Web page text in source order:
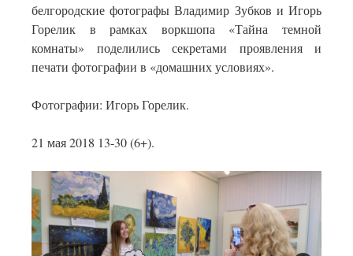
белгородские фотографы Владимир Зубков и Игорь
Горелик в рамках воркшопа «Тайна темной
комнаты» поделились секретами проявления и
печати фотографии в «домашних условиях».
Фотографии: Игорь Горелик.
21 мая 2018 13-30 (6+).